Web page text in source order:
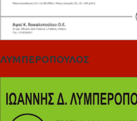
ΛΥΜΠΕΡΟΠΟΥΛΟΣ